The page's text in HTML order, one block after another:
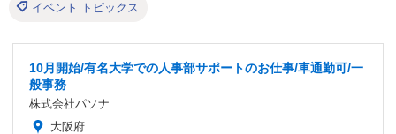
イベント トピックス
10月開始/有名大学での人事部サポートのお仕事/車通勤可/一
般事務
株式会社パソナ
大阪府